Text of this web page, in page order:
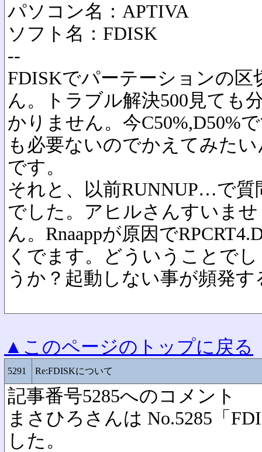
パソコン名：APTIVA
ソフト名：FDISK
--
FDISKでパーテーションの
ん。トラブル解決500見ても
かりません。今C50%,D50%
も必要ないのでかえてみたい
です。
それと、以前RUNNUP…で質
でした。アヒルさんすいませ
ん。Rnaappが原因で
くでます。どういうことで
うか？起動しない事が頻発
▲このページのトップに戻る
5291 Re:FDISKについて
記事番号5285へのコメント
まさひろさんは No.5285「
した。